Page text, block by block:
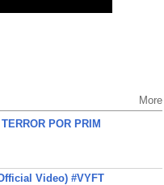
More
POR PRIM
Video) #VYFT